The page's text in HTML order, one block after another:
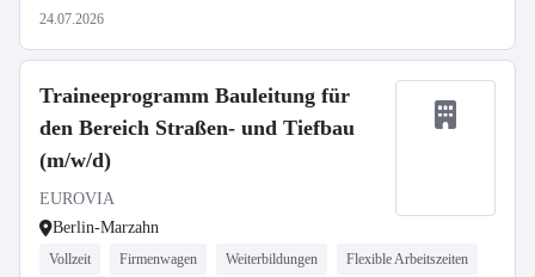
24.07.2026
Traineeprogramm Bauleitung für
den Bereich Straßen- und Tiefbau
(m/w/d)
EUROVIA
Berlin-Marzahn
Vollzeit Firmenwagen Weiterbildungen Flexible Arbeitszeiten